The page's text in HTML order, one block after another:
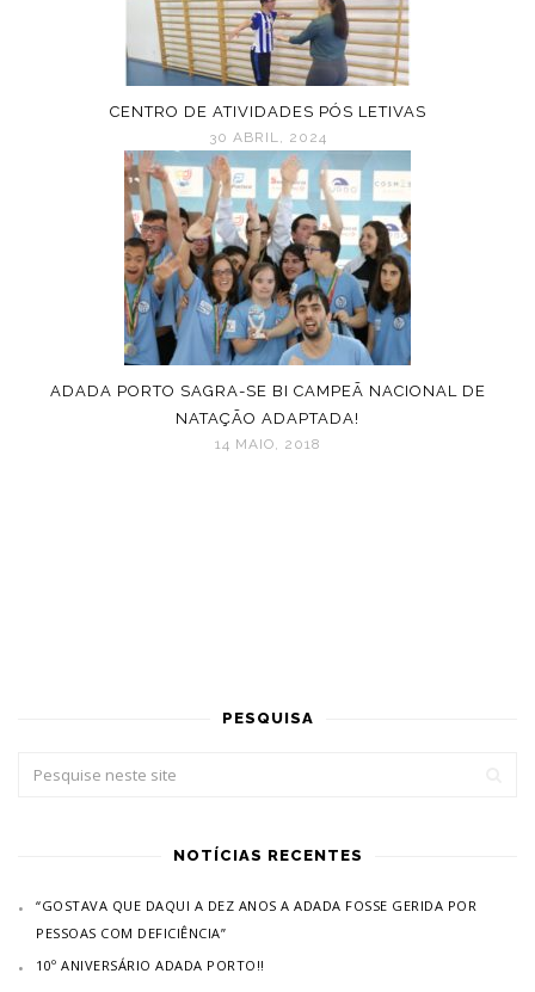
CENTRO DE ATIVIDADES PÓS LETIVAS
30 ABRIL, 2024
ADADA PORTO SAGRA-SE BI CAMPEÃ NACIONAL DE
NATAÇÃO ADAPTADA!
14 MAIO, 2018
PESQUISA
NOTÍCIAS RECENTES
“GOSTAVA QUE DAQUI A DEZ ANOS A ADADA FOSSE GERIDA POR
PESSOAS COM DEFICIÊNCIA”
10º ANIVERSÁRIO ADADA PORTO!!